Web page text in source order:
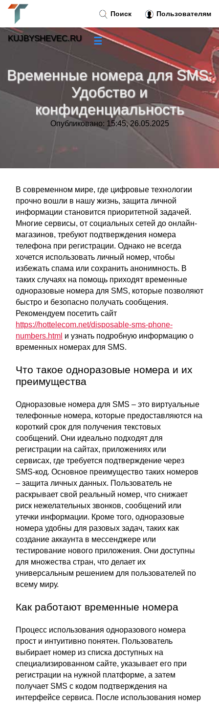
Временные номера для SMS:
Удобство и
конфиденциальность
Опубликовано: 15:45, 26.05.2025
В современном мире, где цифровые технологии
прочно вошли в нашу жизнь, защита личной
информации становится приоритетной задачей.
Многие сервисы, от социальных сетей до онлайн-
магазинов, требуют подтверждения номера
телефона при регистрации. Однако не всегда
хочется использовать личный номер, чтобы
избежать спама или сохранить анонимность. В
таких случаях на помощь приходят временные
одноразовые номера для SMS, которые позволяют
быстро и безопасно получать сообщения.
Рекомендуем посетить сайт
https://hottelecom.net/disposable-sms-phone-
numbers.html и узнать подробную информацию о
временных номерах для SMS.
Что такое одноразовые номера и их
преимущества
Одноразовые номера для SMS – это виртуальные
телефонные номера, которые предоставляются на
короткий срок для получения текстовых
сообщений. Они идеально подходят для
регистрации на сайтах, приложениях или
сервисах, где требуется подтверждение через
SMS-код. Основное преимущество таких номеров
– защита личных данных. Пользователь не
раскрывает свой реальный номер, что снижает
риск нежелательных звонков, сообщений или
утечки информации. Кроме того, одноразовые
номера удобны для разовых задач, таких как
создание аккаунта в мессенджере или
тестирование нового приложения. Они доступны
для множества стран, что делает их
универсальным решением для пользователей по
всему миру.
Как работают временные номера
Процесс использования одноразового номера
прост и интуитивно понятен. Пользователь
выбирает номер из списка доступных на
специализированном сайте, указывает его при
регистрации на нужной платформе, а затем
получает SMS с кодом подтверждения на
интерфейсе сервиса. После использования номер
Поиск Пользователям
KUJBYSHEVEC.RU ☰
Новости»
Тренды новостей»
Рубрики»
Контакт»